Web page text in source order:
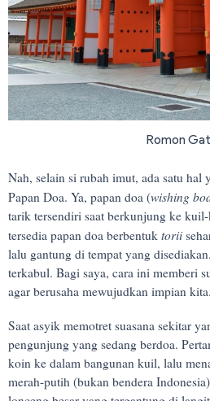
Romon
Nah, selain si rubah imut, ada satu hal
Papan Doa. Ya, papan doa (wishing
tarik tersendiri saat berkunjung ke
tersedia papan doa berbentuk torii
lalu gantung di tempat yang
terkabul. Bagi saya, cara ini memberi
agar berusaha mewujudkan impian kita.
Saat asyik memotret suasana sekitar
pengunjung yang sedang berdoa.
koin ke dalam bangunan kuil, lalu
merah-putih (bukan bendera